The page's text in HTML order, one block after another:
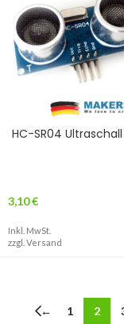
HC-SR04
3,10€
Inkl. MwSt.
zzgl. Versand
← 1 2